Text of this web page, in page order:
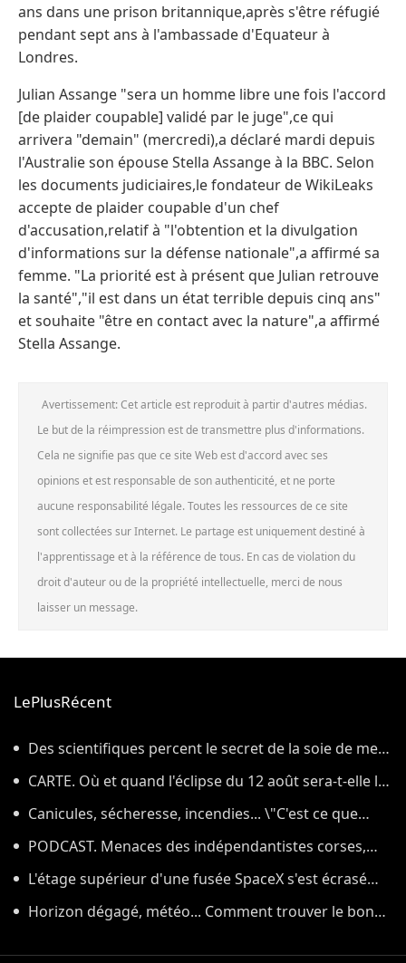
ans dans une prison britannique,après s'être réfugié
pendant sept ans à l'ambassade d'Equateur à
Londres.
Julian Assange "sera un homme libre une fois l'accord
[de plaider coupable] validé par le juge",ce qui
arrivera "demain" (mercredi),a déclaré mardi depuis
l'Australie son épouse Stella Assange à la BBC. Selon
les documents judiciaires,le fondateur de WikiLeaks
accepte de plaider coupable d'un chef
d'accusation,relatif à "l'obtention et la divulgation
d'informations sur la défense nationale",a affirmé sa
femme. "La priorité est à présent que Julian retrouve
la santé","il est dans un état terrible depuis cinq ans"
et souhaite "être en contact avec la nature",a affirmé
Stella Assange.
Avertissement: Cet article est reproduit à partir d'autres médias.
Le but de la réimpression est de transmettre plus d'informations.
Cela ne signifie pas que ce site Web est d'accord avec ses
opinions et est responsable de son authenticité, et ne porte
aucune responsabilité légale. Toutes les ressources de ce site
sont collectées sur Internet. Le partage est uniquement destiné à
l'apprentissage et à la référence de tous. En cas de violation du
droit d'auteur ou de la propriété intellectuelle, merci de nous
laisser un message.
LePlusRécent
Des scientifiques percent le secret de la soie de mer,
le tissu qui a inspiré la légende de la toison d'or
CARTE. Où et quand l'éclipse du 12 août sera-t-elle la
plus impressionnante dans l'Hexagone ?
Canicules, sécheresse, incendies... \"C'est ce que
nous avions prévu\
PODCAST. Menaces des indépendantistes corses,
effets psychologiques des incendies et Nuits des
étoiles : ça dit quoi ce 7 août ?
L'étage supérieur d'une fusée SpaceX s'est écrasé
sur la Lune, comme prévu par les scientifiques
Horizon dégagé, météo... Comment trouver le bon